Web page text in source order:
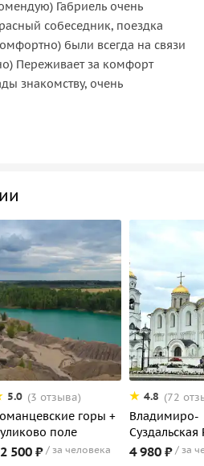
Габриель очень
собеседник, поездка
были всегда на связи
Переживает за комфорт
знакомству, очень
5.0 (3 отзыва)
горы +
поле
500 ₽ за человека
4.8 (72
Владимиро-
Суздальская
4 980 ₽ за